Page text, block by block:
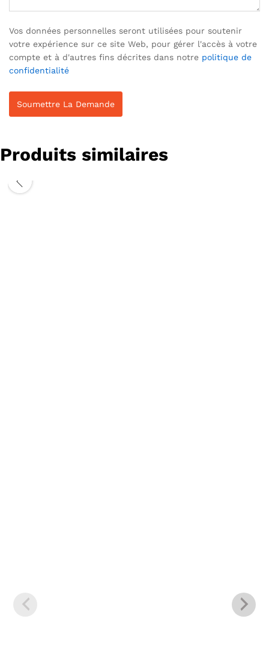
Vos données personnelles seront utilisées pour soutenir
votre expérience sur ce site Web, pour gérer l'accès à votre
compte et à d'autres fins décrites dans notre politique de
confidentialité
Produits similaires